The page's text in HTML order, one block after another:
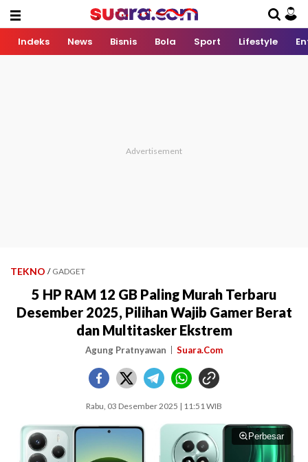
Indeks News Bisnis Bola Sport Lifestyle
TEKNO / GADGET
5 HP RAM 12 GB Paling Murah Terbaru
Desember 2025, Pilihan Wajib Gamer Berat
dan Multitasker Ekstrem
Agung Pratnyawan Suara.Com
Rabu, 03 Desember 2025 | 11:51 WIB
Perbesar